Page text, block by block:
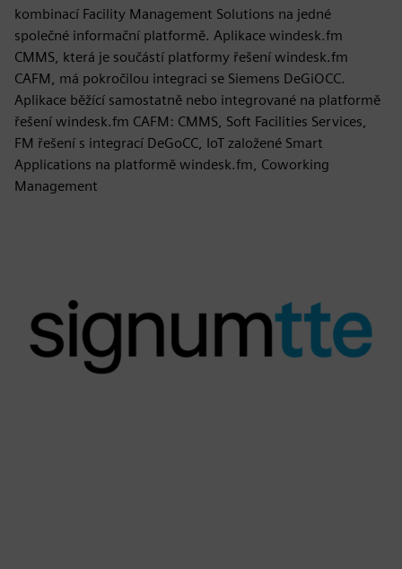
kombinací Facility Management Solutions na jedné
společné informační platformě. Aplikace windesk.fm
CMMS, která je součástí platformy řešení windesk.fm
CAFM, má pokročilou integraci se Siemens DeGiOCC.
Aplikace běžící samostatně nebo integrované na platformě
řešení windesk.fm CAFM: CMMS, Soft Facilities Services,
FM řešení s integrací DeGoCC, IoT založené Smart
Applications na platformě windesk.fm, Coworking
Management